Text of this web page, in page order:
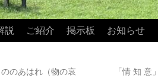
説 ご紹介 掲示板 お知らせ
のあはれ（物の哀
「情 知